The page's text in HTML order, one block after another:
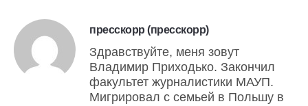
пресскорр (пресскорр)
Здравствуйте, меня зовут
Владимир Приходько. Закончил
факультет журналистики МАУП.
Мигрировал с семьей в Польшу в